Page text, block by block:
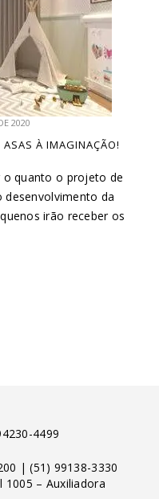
2020
À IMAGINAÇÃO!
o quanto o projeto de
da
irão receber os
4499
|(51) 99138-3330
1005 – Auxiliadora